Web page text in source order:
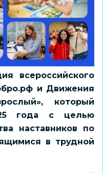
всероссийского
и Движения
который
года с целью
наставников по
в трудной